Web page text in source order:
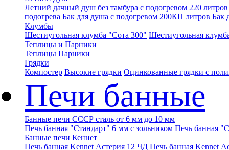
Летний дачный душ без тамбура с подогревом 220 литров
подогрева Бак для душа с подогревом 200КП литров Бак
Клумбы
Шестиугольная клумба "Сота 300" Шестиугольная
Теплицы и Парники
Теплицы Парники
Грядки
Компостер Высокие грядки Оцинкованные грядки с
Печи банные
Банные печи СССР сталь от 6 мм до 10 мм
Печь банная "Стандарт" 6 мм с зольником Печь банная
Банные печи Кеннет
Печь банная Kennet Астерия 12 ЧД Печь банная Kennet